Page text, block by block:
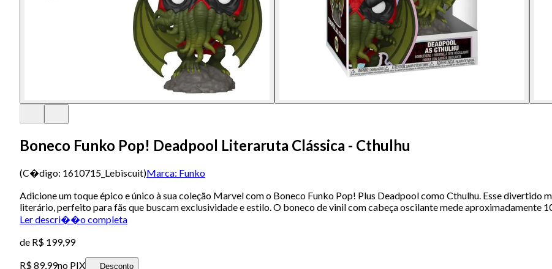
Boneco Funko Pop! Deadpool Literaruta Clássica - Cthulhu
(C�digo: 1610715_Lebiscuit)Marca: Funko
Adicione um toque épico e único à sua coleção Marvel com o Boneco Funko Pop! Plus Deadpool como Cthulhu. Esse divertido
literário, perfeito para fãs que buscam exclusividade e estilo. O boneco de vinil com cabeça oscilante mede aproximadamente
Ler descri��o completa
de R$ 199,99
R$ 89,99no PIX Desconto